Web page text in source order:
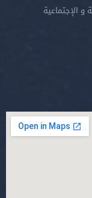
و الإجتماعية